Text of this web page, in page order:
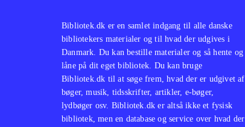
Bibliotek.dk er en samlet indgang til alle danske
bibliotekers materialer og til hvad der udgives i
Danmark. Du kan bestille materialer og så hente og
låne på dit eget bibliotek. Du kan bruge
Bibliotek.dk til at søge frem, hvad der er udgivet af
bøger, musik, tidsskrifter, artikler, e-bøger,
lydbøger osv. Bibliotek.dk er altså ikke et fysisk
bibliotek, men en database og service over hvad der